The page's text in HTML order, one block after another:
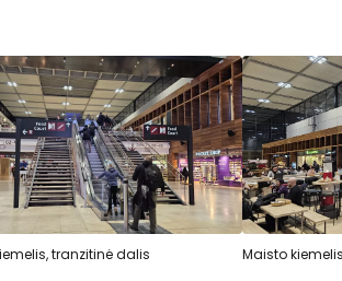
tranzitinė dalis Maisto